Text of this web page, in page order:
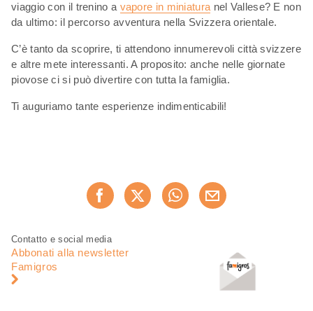
viaggio con il trenino a vapore in miniatura nel Vallese? E non
da ultimo: il percorso avventura nella Svizzera orientale.
C’è tanto da scoprire, ti attendono innumerevoli città svizzere
e altre mete interessanti. A proposito: anche nelle giornate
piovose ci si può divertire con tutta la famiglia.
Ti auguriamo tante esperienze indimenticabili!
Consiglia ora
Piè
pagina
Navigazione
pagina
Contatto e social media
Abbonati alla newsletter
Famigros